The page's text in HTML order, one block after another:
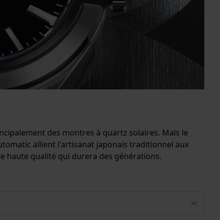
des montres à quartz solaires. Mais le
allient l'artisanat japonais traditionnel aux
haute qualité qui durera des générations.